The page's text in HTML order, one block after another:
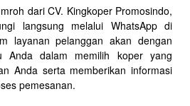
dari CV. Kingkoper Promosindo,
langsung melalui WhatsApp di
layanan pelanggan akan dengan
Anda dalam memilih koper yang
Anda serta memberikan informasi
pemesanan.